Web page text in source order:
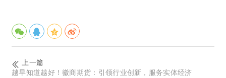
上一篇
越早知道越好！徽商期货：引领行业创新，服务实体经济